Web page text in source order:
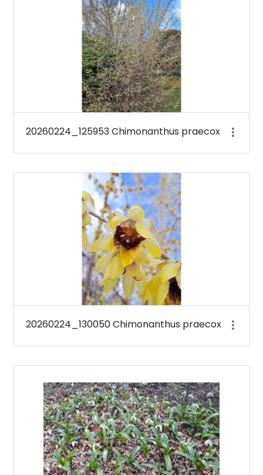
20260224_125953 Chimonanthus praecox
20260224_130050 Chimonanthus praecox